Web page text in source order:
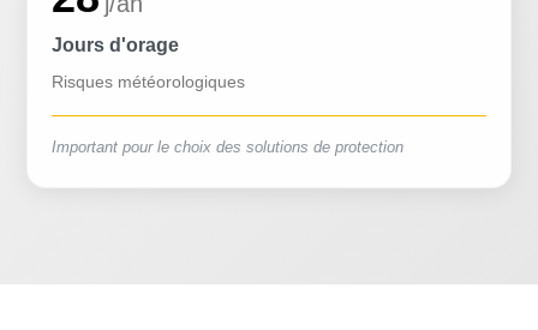
Jours d'orage
Risques météorologiques
Important pour le choix des solutions de protection